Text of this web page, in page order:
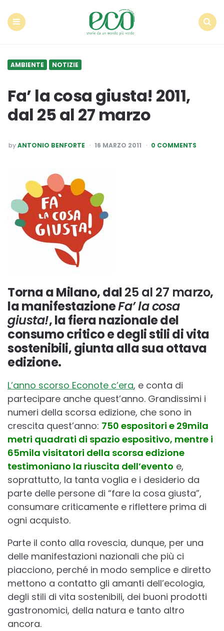
AMBIENTE NOTIZIE
Fa’ la cosa giusta! 2011,
dal 25 al 27 marzo
POSTED
BY
byANTONIO BENFORTE 16 MARZO 2011 0 COMMENTS
Torna a Milano, dal25 al 27 marzo,
la manifestazioneFa’ la cosa
giusta!, la fiera nazionale del
consumo critico e degli stili di vita
sostenibili, giunta alla sua ottava
edizione.
L’anno scorso Econote c’era, e conta di
partecipare anche quest’anno. Grandissimi i
numeri della scorsa edizione, che sono in
crescita quest’anno: 750 espositori e 29mila
metri quadrati di spazio espositivo, mentre i
65mila visitatori della scorsa edizione
testimoniano la riuscita dell’evento e,
soprattutto, la tanta voglia e i desiderio da
parte delle persone di “fare la cosa giusta”,
consumare criticamente e riflettere prima di
ogni acquisto.
Parte il conto alla rovescia, dunque, per una
delle manifestazioni nazionali che più ci
piacciono, perché in modo semplice e diretto
mettono a contatto gli amanti dell’ecologia,
degli stili di vita sostenibili, dei buoni prodotti
gastronomici, della natura e tanto altro
ancora.